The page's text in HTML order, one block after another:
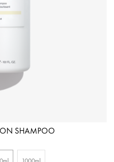
SHAMPOO